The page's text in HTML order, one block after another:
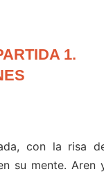
1.
con la risa
su mente. Aren